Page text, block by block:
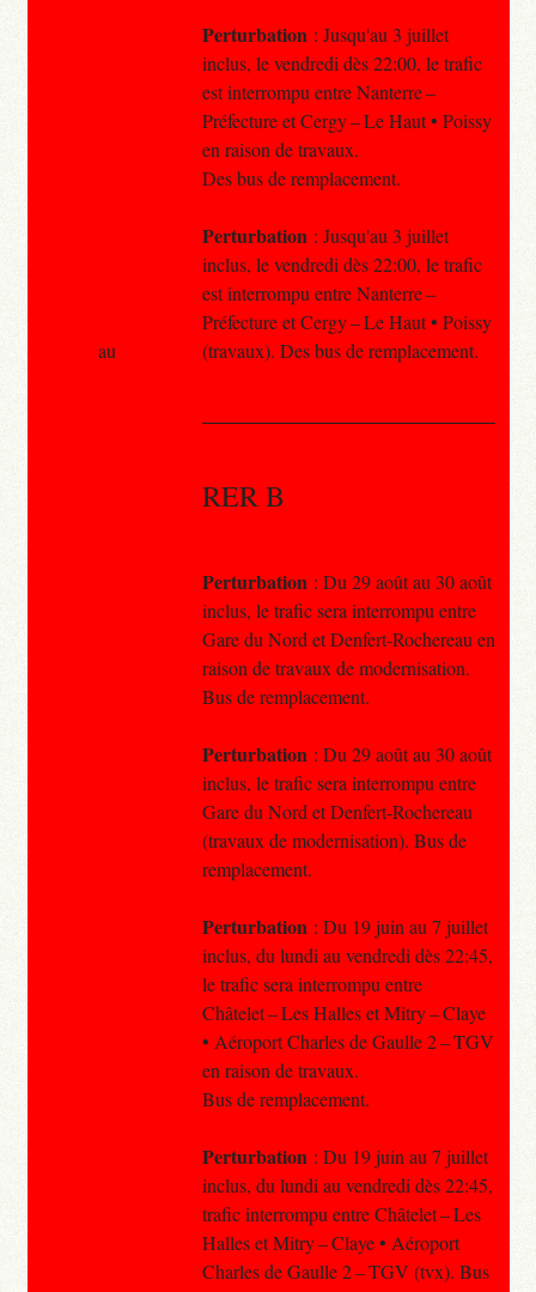
Perturbation : Jusqu'au 3 juillet
inclus, le vendredi dès 22:00, le trafic
est interrompu entre Nanterre –
Préfecture et Cergy – Le Haut • Poissy
en raison de travaux.
Des bus de remplacement.
Perturbation : Jusqu'au 3 juillet
inclus, le vendredi dès 22:00, le trafic
est interrompu entre Nanterre –
Préfecture et Cergy – Le Haut • Poissy
(travaux). Des bus de remplacement.
RER B
Perturbation : Du 29 août au 30 août
inclus, le trafic sera interrompu entre
Gare du Nord et Denfert-Rochereau en
raison de travaux de modernisation.
Bus de remplacement.
Perturbation : Du 29 août au 30 août
inclus, le trafic sera interrompu entre
Gare du Nord et Denfert-Rochereau
(travaux de modernisation). Bus de
remplacement.
Perturbation : Du 19 juin au 7 juillet
inclus, du lundi au vendredi dès 22:45,
le trafic sera interrompu entre
Châtelet – Les Halles et Mitry – Claye
• Aéroport Charles de Gaulle 2 – TGV
en raison de travaux.
Bus de remplacement.
Perturbation : Du 19 juin au 7 juillet
inclus, du lundi au vendredi dès 22:45,
trafic interrompu entre Châtelet – Les
Halles et Mitry – Claye • Aéroport
Charles de Gaulle 2 – TGV (tvx). Bus
au